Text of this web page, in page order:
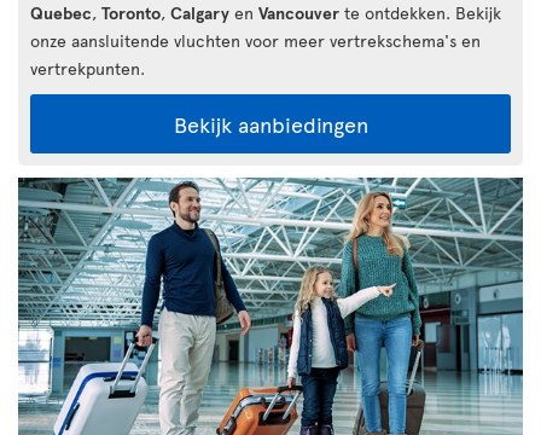
Quebec, Toronto, Calgary en Vancouver te ontdekken. Bekijk
onze aansluitende vluchten voor meer vertrekschema's en
vertrekpunten.
Bekijk aanbiedingen